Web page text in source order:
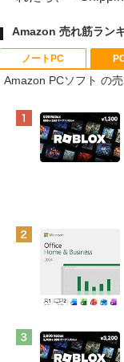
Amazon 売れ筋ラン
ノートPC
Amazon PCソフト の